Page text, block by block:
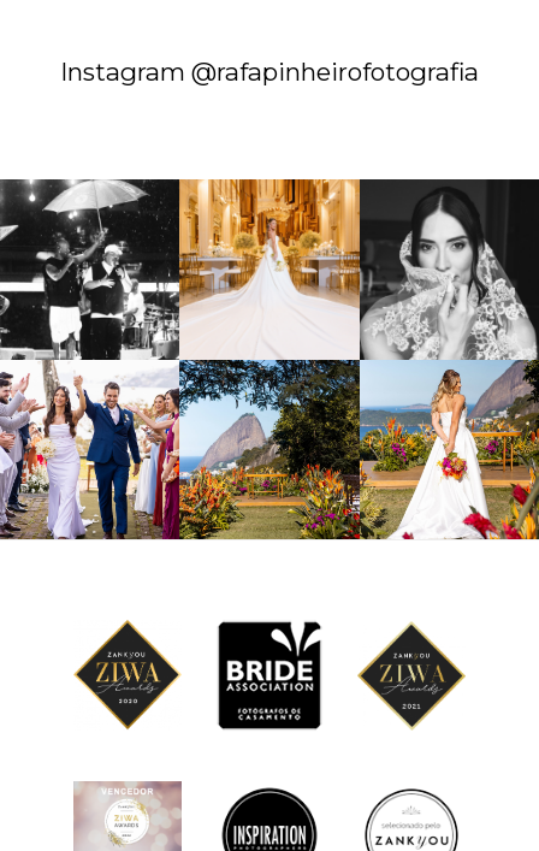
Instagram @rafapinheirofotografia